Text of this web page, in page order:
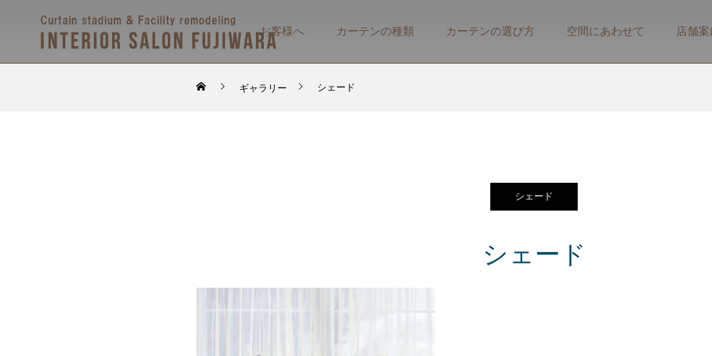
お客様へ カーテンの種類 カーテンの選び方 空間にあわせて 店舗案
ギャラリー シェード
シェード
シェード